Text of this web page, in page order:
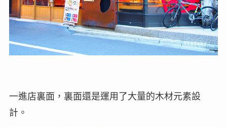
一進店裏面，裏面還是運用了大量的木材元素設
計。